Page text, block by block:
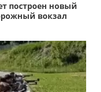
построен новый
вокзал